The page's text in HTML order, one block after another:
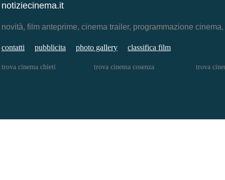
notiziecinema.it
novità, film anteprime, cinema trailer, programmazione
contatti pubblicita photo gallery classifica film
trova cinema chieti trova cinema cosenza trova